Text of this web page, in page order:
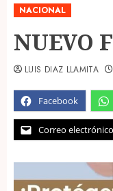
NACIONAL
NUEVO
Facebook
Correo electrónico
LUIS DIAZ LLAMITA